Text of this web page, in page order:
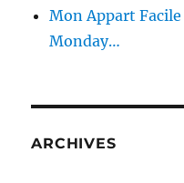
Mon Appart Facile
Monday…
ARCHIVES